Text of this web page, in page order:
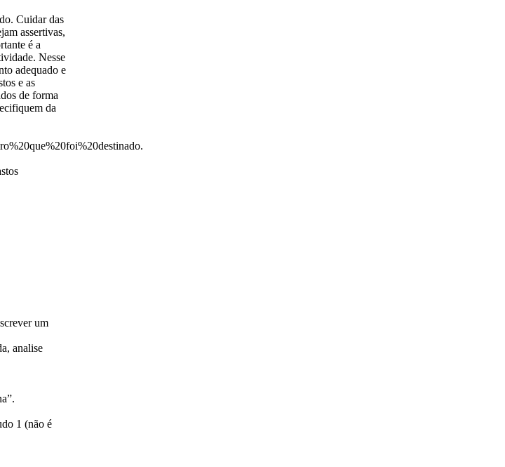
Cuidar das
assertivas,
é a
Nesse
adequado e
e as
de forma
da
um
analise
1 (não é